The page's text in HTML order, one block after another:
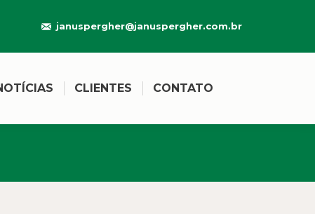
januspergher@januspergher.com.br
CLIENTES CONTATO